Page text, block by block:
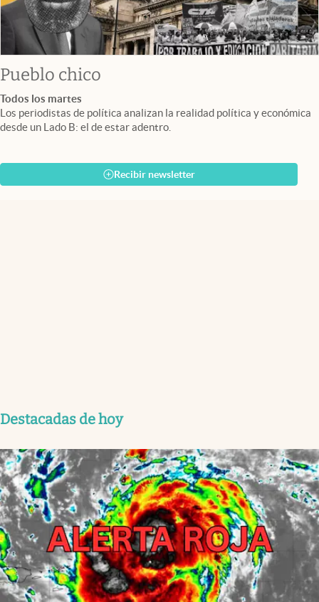
Pueblo chico
Todos los martes
Los periodistas de política analizan la realidad política y económica
desde un Lado B: el de estar adentro.
Recibir newsletter
Destacadas de hoy